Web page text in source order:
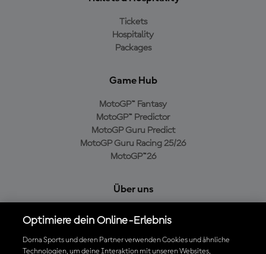
Tickets
Hospitality
Packages
Game Hub
MotoGP™ Fantasy
MotoGP™ Predictor
MotoGP Guru Predict
MotoGP Guru Racing 25/26
MotoGP™26
Über uns
Cookie-Richtlinien
Geschäftsbedingungen
Optimiere dein Online-Erlebnis
Dorna Sports und deren Partner verwenden Cookies und ähnliche
Technologien, um deine Interaktion mit unseren Websites,